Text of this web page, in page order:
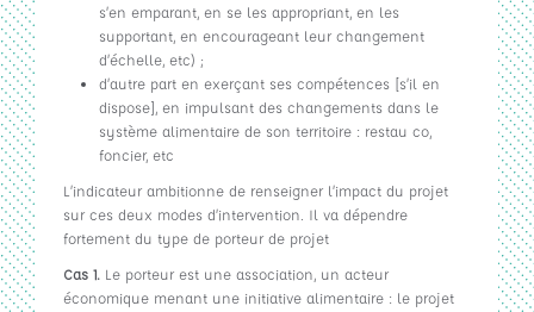
s’en emparant, en se les appropriant, en les
supportant, en encourageant leur changement
d’échelle, etc) ;
d’autre part en exerçant ses compétences [s’il en
dispose], en impulsant des changements dans le
système alimentaire de son territoire : restau co,
foncier, etc
L’indicateur ambitionne de renseigner l’impact du projet
sur ces deux modes d’intervention. Il va dépendre
fortement du type de porteur de projet
Cas 1. Le porteur est une association, un acteur
économique menant une initiative alimentaire : le projet